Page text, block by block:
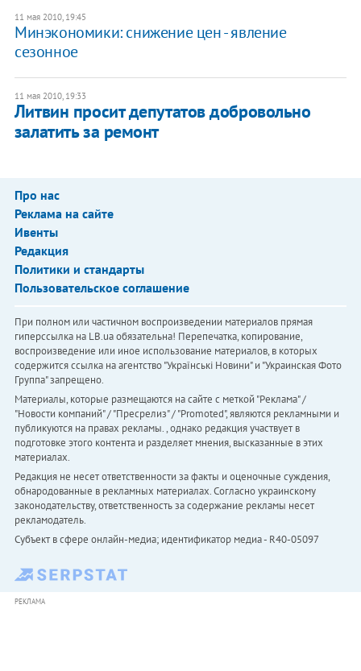
11 мая 2010, 19:45
Минэкономики: снижение цен - явление
сезонное
11 мая 2010, 19:33
Литвин просит депутатов добровольно
залатить за ремонт
Про нас
Реклама на сайте
Ивенты
Редакция
Политики и стандарты
Пользовательское соглашение
При полном или частичном воспроизведении материалов прямая
гиперссылка на LB.ua обязательна! Перепечатка, копирование,
воспроизведение или иное использование материалов, в которых
содержится ссылка на агентство "Українськi Новини" и "Украинская Фото
Группа" запрещено.
Материалы, которые размещаются на сайте с меткой "Реклама" /
"Новости компаний" / "Пресрелиз" / "Promoted", являются рекламными и
публикуются на правах рекламы. , однако редакция участвует в
подготовке этого контента и разделяет мнения, высказанные в этих
материалах.
Редакция не несет ответственности за факты и оценочные суждения,
обнародованные в рекламных материалах. Согласно украинскому
законодательству, ответственность за содержание рекламы несет
рекламодатель.
Субъект в сфере онлайн-медиа; идентификатор медиа - R40-05097
РЕКЛАМА